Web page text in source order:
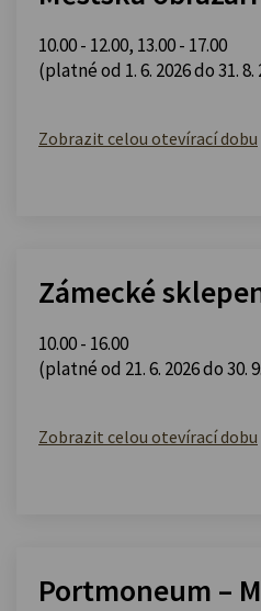
10.00 - 12.00, 13.00 - 17.00
(platné od 1. 6. 2026 do 31. 8.
Zobrazit celou otevírací dobu
Zámecké
10.00 - 16.00
(platné od 21. 6. 2026 do 30.
Zobrazit celou otevírací dobu
Portmoneum –